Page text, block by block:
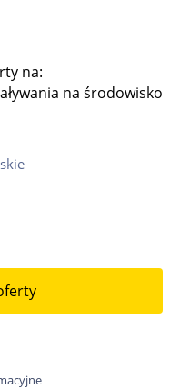
na:
na środowisko